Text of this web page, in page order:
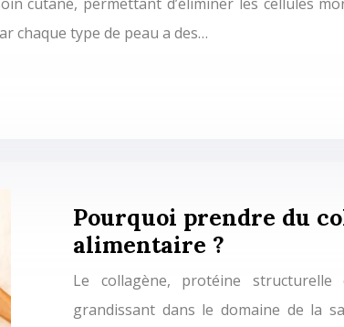
chaque type de peau a des…
Pourquoi prendre du
alimentaire ?
Le collagène, protéine
grandissant dans le domaine de la